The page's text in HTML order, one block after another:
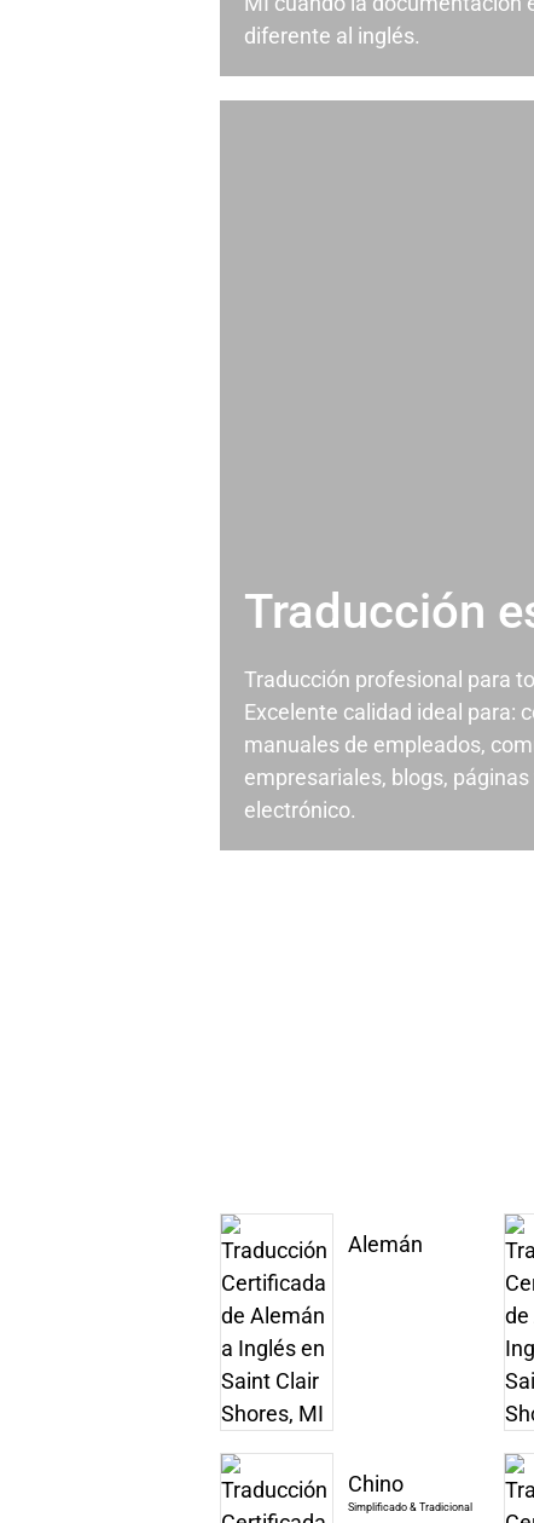
diferente al inglés.
Traducción
Traducción profesional para
Excelente calidad ideal para:
manuales de empleados,
empresariales, blogs,
electrónico.
Alemán
Chino
Simplificado & Tradicional